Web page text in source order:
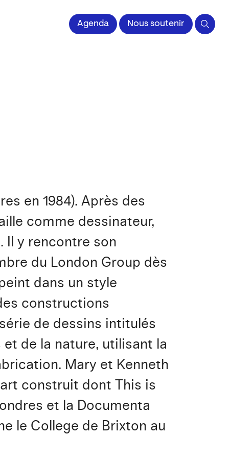
impriméeAgenda Nous soutenir
en 1984). Après des
comme dessinateur,
Il y rencontre son
du London Group dès
dans un style
constructions
de dessins intitulés
de la nature, utilisant la
Mary et Kenneth
construit dont This is
et la Documenta
le College de Brixton au